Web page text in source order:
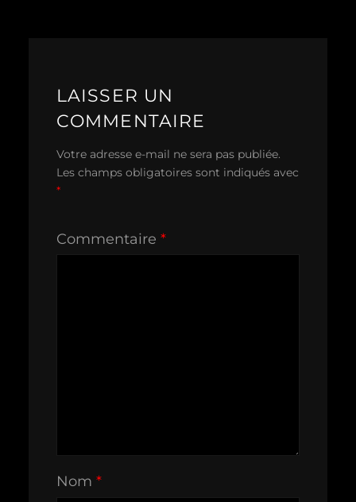
LAISSER UN
COMMENTAIRE
Votre adresse e-mail ne sera pas publiée.
Les champs obligatoires sont indiqués avec
*
Commentaire *
Nom *